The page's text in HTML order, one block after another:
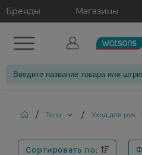
Бренды Магазины
/ Тело / Уход для рук
Сортировать по: